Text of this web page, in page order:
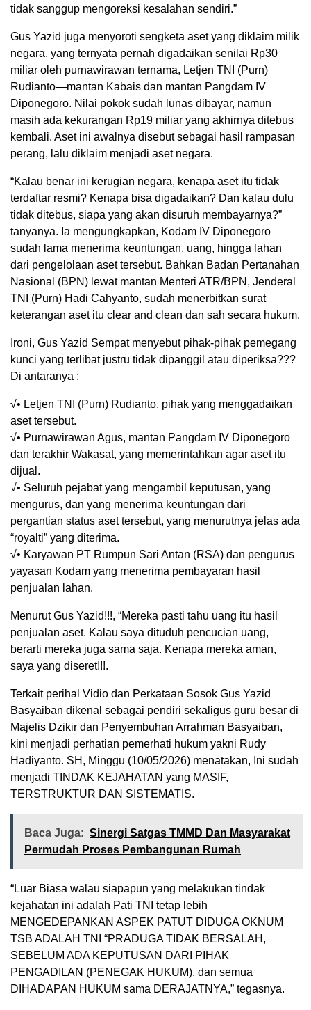
tidak sanggup mengoreksi kesalahan sendiri.”
Gus Yazid juga menyoroti sengketa aset yang diklaim milik
negara, yang ternyata pernah digadaikan senilai Rp30
miliar oleh purnawirawan ternama, Letjen TNI (Purn)
Rudianto—mantan Kabais dan mantan Pangdam IV
Diponegoro. Nilai pokok sudah lunas dibayar, namun
masih ada kekurangan Rp19 miliar yang akhirnya ditebus
kembali. Aset ini awalnya disebut sebagai hasil rampasan
perang, lalu diklaim menjadi aset negara.
“Kalau benar ini kerugian negara, kenapa aset itu tidak
terdaftar resmi? Kenapa bisa digadaikan? Dan kalau dulu
tidak ditebus, siapa yang akan disuruh membayarnya?”
tanyanya. Ia mengungkapkan, Kodam IV Diponegoro
sudah lama menerima keuntungan, uang, hingga lahan
dari pengelolaan aset tersebut. Bahkan Badan Pertanahan
Nasional (BPN) lewat mantan Menteri ATR/BPN, Jenderal
TNI (Purn) Hadi Cahyanto, sudah menerbitkan surat
keterangan aset itu clear and clean dan sah secara hukum.
Ironi, Gus Yazid Sempat menyebut pihak-pihak pemegang
kunci yang terlibat justru tidak dipanggil atau diperiksa???
Di antaranya :
√• Letjen TNI (Purn) Rudianto, pihak yang menggadaikan
aset tersebut.
√• Purnawirawan Agus, mantan Pangdam IV Diponegoro
dan terakhir Wakasat, yang memerintahkan agar aset itu
dijual.
√• Seluruh pejabat yang mengambil keputusan, yang
mengurus, dan yang menerima keuntungan dari
pergantian status aset tersebut, yang menurutnya jelas ada
“royalti” yang diterima.
√• Karyawan PT Rumpun Sari Antan (RSA) dan pengurus
yayasan Kodam yang menerima pembayaran hasil
penjualan lahan.
Menurut Gus Yazid!!!, “Mereka pasti tahu uang itu hasil
penjualan aset. Kalau saya dituduh pencucian uang,
berarti mereka juga sama saja. Kenapa mereka aman,
saya yang diseret!!!.
Terkait perihal Vidio dan Perkataan Sosok Gus Yazid
Basyaiban dikenal sebagai pendiri sekaligus guru besar di
Majelis Dzikir dan Penyembuhan Arrahman Basyaiban,
kini menjadi perhatian pemerhati hukum yakni Rudy
Hadiyanto. SH, Minggu (10/05/2026) menatakan, Ini sudah
menjadi TINDAK KEJAHATAN yang MASIF,
TERSTRUKTUR DAN SISTEMATIS.
Baca Juga: Sinergi Satgas TMMD Dan Masyarakat
Permudah Proses Pembangunan Rumah
“Luar Biasa walau siapapun yang melakukan tindak
kejahatan ini adalah Pati TNI tetap lebih
MENGEDEPANKAN ASPEK PATUT DIDUGA OKNUM
TSB ADALAH TNI “PRADUGA TIDAK BERSALAH,
SEBELUM ADA KEPUTUSAN DARI PIHAK
PENGADILAN (PENEGAK HUKUM), dan semua
DIHADAPAN HUKUM sama DERAJATNYA,” tegasnya.